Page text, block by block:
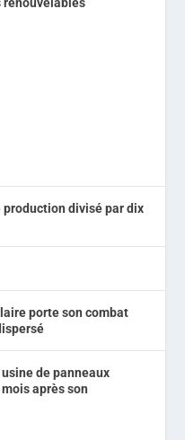
production divisé par dix
porte son combat
de panneaux
après son